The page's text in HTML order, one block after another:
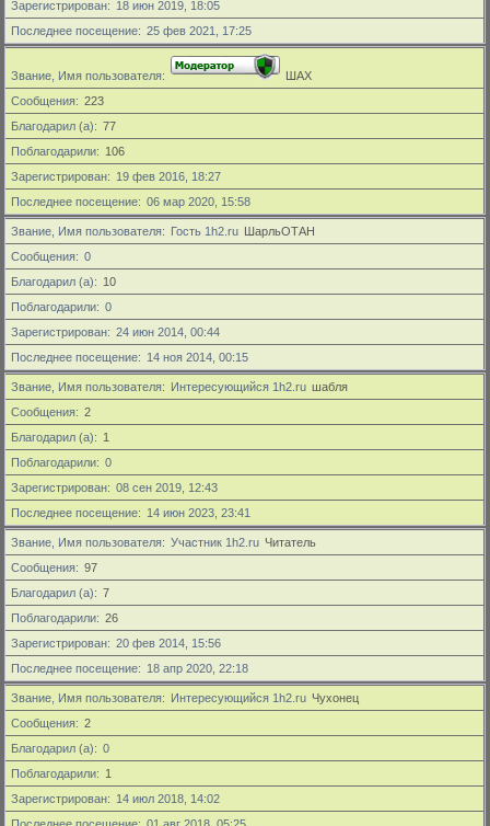
Зарегистрирован
18 июн 2019, 18:05
Последнее посещение
25 фев 2021, 17:25
Звание, Имя пользователя
ШАХ
Сообщения
223
Благодарил (а)
77
Поблагодарили
106
Зарегистрирован
19 фев 2016, 18:27
Последнее посещение
06 мар 2020, 15:58
Звание, Имя пользователя Гость 1h2.ru ШарльОТАН
Сообщения
0
Благодарил (а)
10
Поблагодарили
0
Зарегистрирован
24 июн 2014, 00:44
Последнее посещение
14 ноя 2014, 00:15
Звание, Имя пользователя Интересующийся 1h2.ru шабля
Сообщения
2
Благодарил (а)
1
Поблагодарили
0
Зарегистрирован
08 сен 2019, 12:43
Последнее посещение
14 июн 2023, 23:41
Звание, Имя пользователя Участник 1h2.ru Читатель
Сообщения
97
Благодарил (а)
7
Поблагодарили
26
Зарегистрирован
20 фев 2014, 15:56
Последнее посещение
18 апр 2020, 22:18
Звание, Имя пользователя Интересующийся 1h2.ru Чухонец
Сообщения
2
Благодарил (а)
0
Поблагодарили
1
Зарегистрирован
14 июл 2018, 14:02